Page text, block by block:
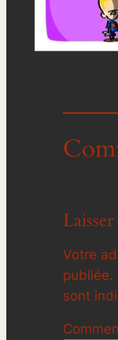
Votre
publiée.
sont